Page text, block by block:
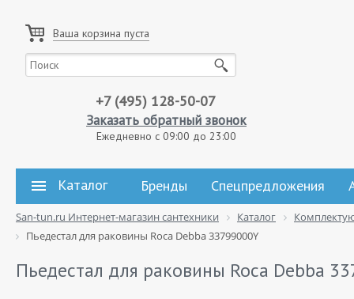
Ваша корзина пуста
+7 (495) 128-50-07
Заказать обратный звонок
Ежедневно с 09:00 до 23:00
Каталог Бренды Спецпредложения
San-tun.ru Интернет-магазин сантехники Каталог
Пьедестал для раковины Roca Debba 33799000Y
Пьедестал для раковины Roca Debba